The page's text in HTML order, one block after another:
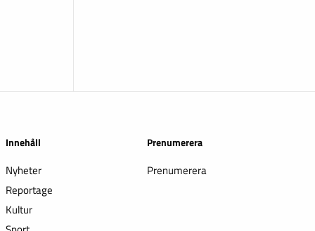
Innehåll
Nyheter
Reportage
Kultur
Prenumerera
Prenumerera